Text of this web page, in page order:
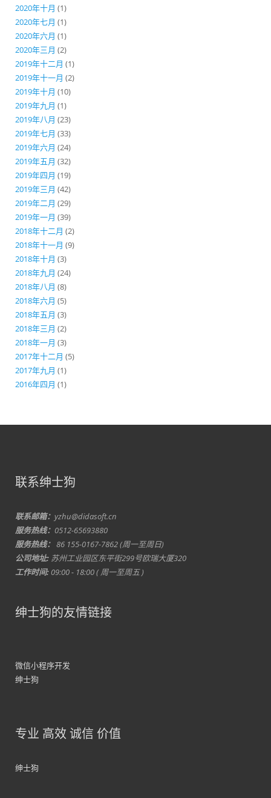
2020年十月 (1)
2020年七月 (1)
2020年六月 (1)
2020年三月 (2)
2019年十二月 (1)
2019年十一月 (2)
2019年十月 (10)
2019年九月 (1)
2019年八月 (23)
2019年七月 (33)
2019年六月 (24)
2019年五月 (32)
2019年四月 (19)
2019年三月 (42)
2019年二月 (29)
2019年一月 (39)
2018年十二月 (2)
2018年十一月 (9)
2018年十月 (3)
2018年九月 (24)
2018年八月 (8)
2018年六月 (5)
2018年五月 (3)
2018年三月 (2)
2018年一月 (3)
2017年十二月 (5)
2017年九月 (1)
2016年四月 (1)
联系绅士狗
联系邮箱： yzhu@didasoft.cn
服务热线： 0512-65693880
服务热线： 86 155-0167-7862 (周一至周日)
公司地址: 苏州工业园区东平街299号欧瑞大厦320
工作时间: 09:00 - 18:00 ( 周一至周五 )
绅士狗的友情链接
微信小程序开发
绅士狗
专业 高效 诚信 价值
绅士狗